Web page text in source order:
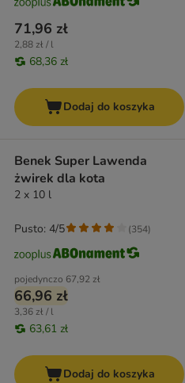
71,96 zł
2,88 zł / l
68,36 zł
Dodaj do koszyka
Benek Super Lawenda
żwirek dla kota
2 x 10 l
pojedynczo 67,92 zł
66,96 zł
3,36 zł / l
63,61 zł
Pusto: 4/5 (354)
Dodaj do koszyka